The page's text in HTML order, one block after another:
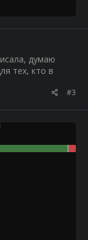
думаю
тех, кто в
#3